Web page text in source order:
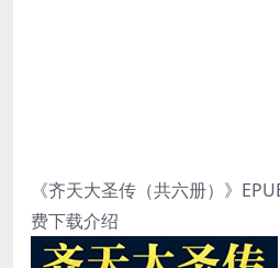
《齐天大圣传（共六册）》
费下载介绍